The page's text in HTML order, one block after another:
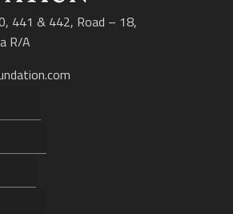
441 & 442, Road – 18,
R/A